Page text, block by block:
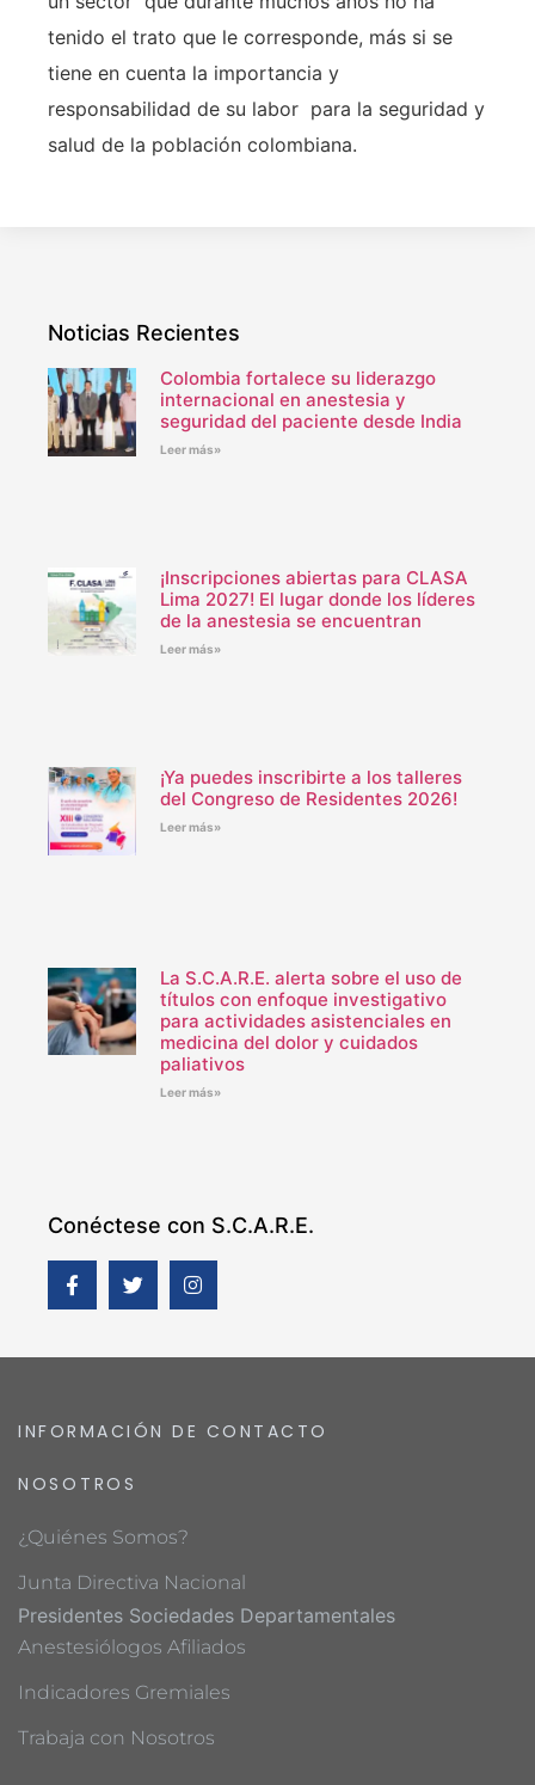
tenido el trato que le corresponde, más si se
tiene en cuenta la importancia y
responsabilidad de su labor para la seguridad y
salud de la población colombiana.
Noticias Recientes
Colombia fortalece su liderazgo
internacional en anestesia y
seguridad del paciente desde India
Leer más»
¡Inscripciones abiertas para CLASA
Lima 2027! El lugar donde los líderes
de la anestesia se encuentran
Leer más»
¡Ya puedes inscribirte a los talleres
del Congreso de Residentes 2026!
Leer más»
La S.C.A.R.E. alerta sobre el uso de
títulos con enfoque investigativo
para actividades asistenciales en
medicina del dolor y cuidados
paliativos
Leer más»
Conéctese con S.C.A.R.E.
INFORMACIÓN DE CONTACTO
NOSOTROS
¿Quiénes Somos?
Junta Directiva Nacional
Presidentes Sociedades Departamentales
Anestesiólogos Afiliados
Indicadores Gremiales
Trabaja con Nosotros